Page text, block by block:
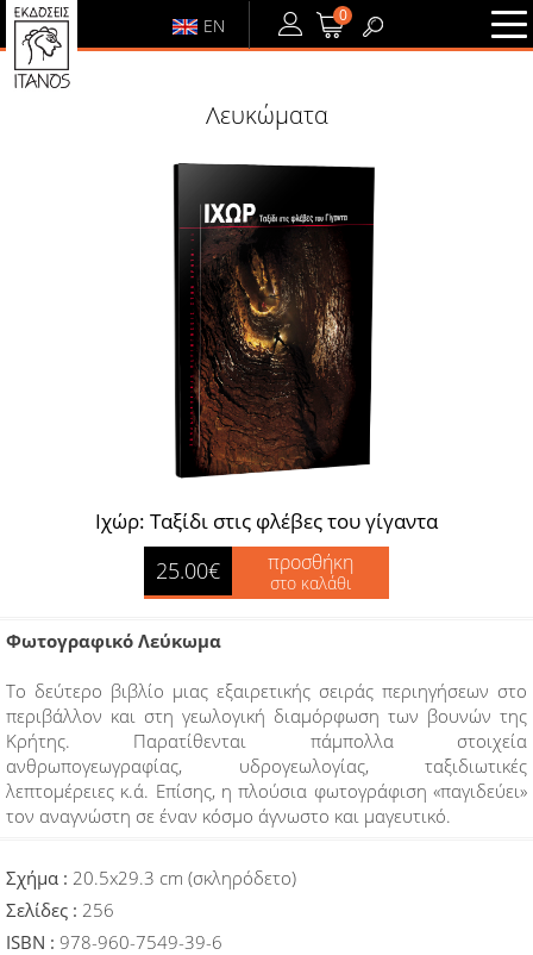
EN
ΕΙΣΟΔΟΣ
ΕΓΓΡΑΦΗ
0
Λευκώματα
Ιχώρ: Ταξίδι στις φλέβες του γίγαντα
25.00€ προσθήκη
στο καλάθι
Φωτογραφικό Λεύκωμα
Το δεύτερο βιβλίο μιας εξαιρετικής σειράς περιηγήσεων στο
περιβάλλον και στη γεωλογική διαμόρφωση των βουνών της
Κρήτης. Παρατίθενται πάμπολλα στοιχεία
ανθρωπογεωγραφίας, υδρογεωλογίας, ταξιδιωτικές
λεπτομέρειες κ.ά. Επίσης, η πλούσια φωτογράφιση «παγιδεύει»
τον αναγνώστη σε έναν κόσμο άγνωστο και μαγευτικό.
Σχήμα : 20.5x29.3 cm (σκληρόδετο)
Σελίδες : 256
ISBN : 978-960-7549-39-6